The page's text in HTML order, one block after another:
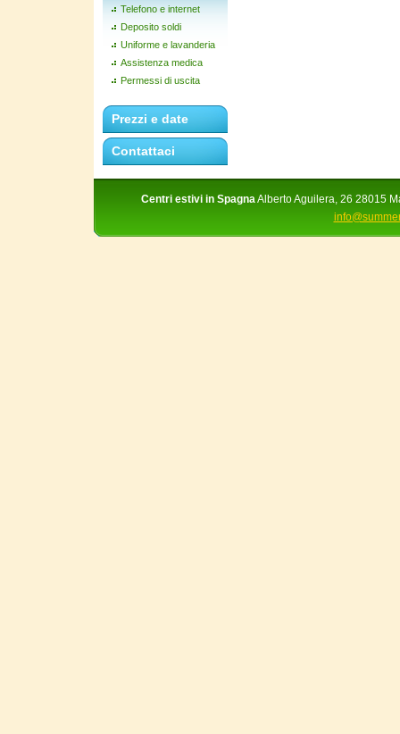
Telefono e internet
Deposito soldi
Uniforme e lavanderia
Assistenza medica
Permessi di uscita
Prezzi e date
Contattaci
Centri estivi in SpagnaAlberto Aguilera, 26 28015